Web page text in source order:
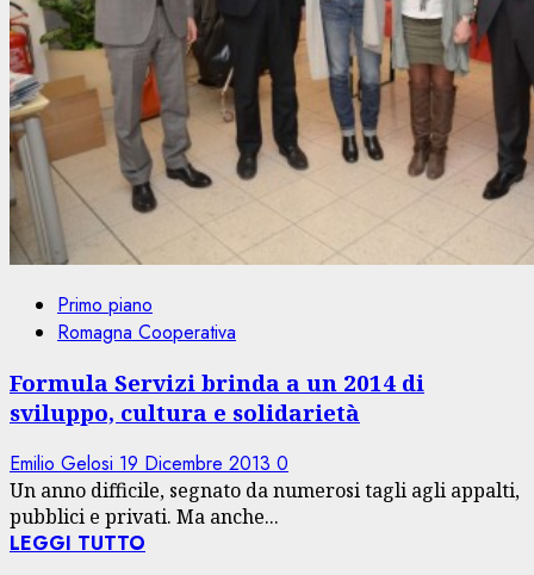
Primo piano
Romagna Cooperativa
Formula Servizi brinda a un 2014 di
sviluppo, cultura e solidarietà
Emilio Gelosi 19 Dicembre 2013 0
Un anno difficile, segnato da numerosi tagli agli appalti,
pubblici e privati. Ma anche...
LEGGI TUTTO